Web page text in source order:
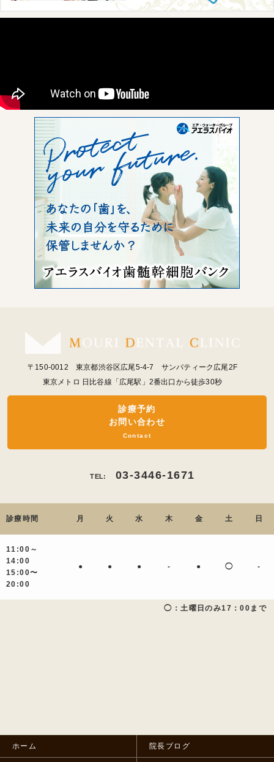
〒150-0012 東京都渋谷区広尾5-4-7 サンパティーク広尾2F
東京メトロ 日比谷線「広尾駅」2番出口から徒歩30秒
診療予約
お問い合わせ
Contact
TEL: 03-3446-1671
診療時間 月 火 水 木 金 土 日
11:00～
14:00
15:00〜
20:00
● ● ● - ● ◯ -
◯：土曜日のみ17：00まで
ホーム 院長ブログ